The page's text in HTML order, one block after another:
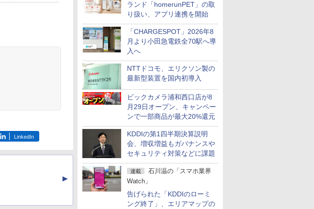
ランド「homerunPET」の取
り扱い、アプリ連携を開始
「CHARGESPOT」2026年8
月より小田急電鉄全70駅へ導
入へ
NTTドコモ、エリクソン製の
最新型装置を国内初導入
ビックカメラ浦和西口店が8
月29日オープン、キャンペー
ンで一部商品が最大20%還元
KDDIの第1四半期決算説明
会、増収増益もガバナンスや
セキュリティ対策などに課題
連載
石川温の「スマホ業界
Watch」
告げられた「KDDIのローミ
ング終了」、エリアマップの
LinkedIn
▲